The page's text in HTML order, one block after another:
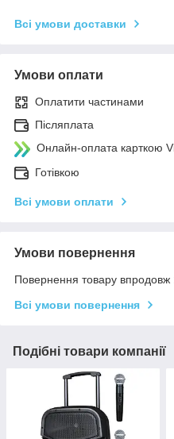
Всі умови доставки
Умови оплати
Оплатити частинами
Післяплата
Онлайн-оплата карткою
Готівкою
Всі умови оплати
Умови повернення
Повернення товару впродовж
Всі умови повернення
Подібні товари компанії